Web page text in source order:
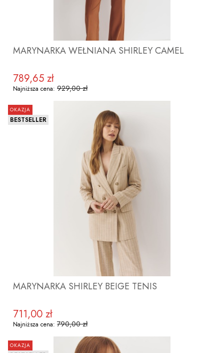
MARYNARKA WEŁNIANA SHIRLEY CAMEL
Cena promocyjna
789,65 zł
Najniższa cena: 929,00 zł
ZOBACZ PRODUKT
OKAZJA
BESTSELLER
MARYNARKA SHIRLEY BEIGE TENIS
Cena promocyjna
711,00 zł
Najniższa cena: 790,00 zł
OKAZJA